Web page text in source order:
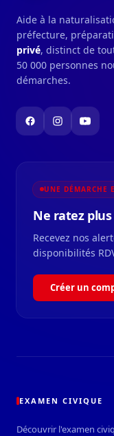
Aide à la
préfecture,
privé, distinct de
50 000 personnes
démarches.
UNE DÉMARCHE
Ne ratez
Recevez nos
disponibilités
Créer un
EXAMEN CIVIQUE
Découvrir l'examen